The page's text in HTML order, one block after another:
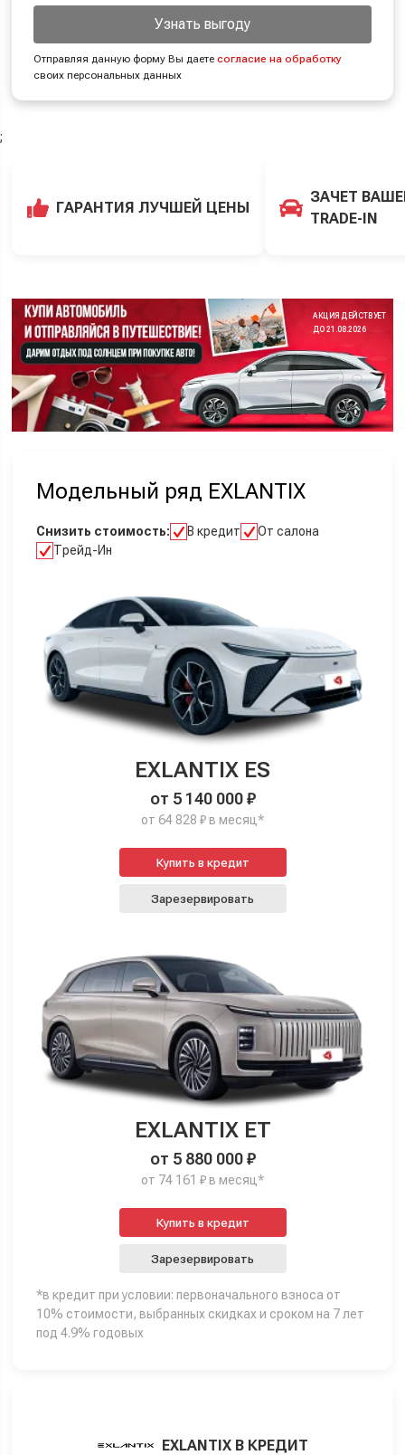
Узнать выгоду
Отправляя данную форму Вы даетесогласие на обработку
своих персональных данных
;
ГАРАНТИЯ ЛУЧШЕЙ ЦЕНЫ
ЗАЧЕТ
TRADE-IN
АКЦИЯ ДЕЙСТВУЕТ
ДО 21.08.2026
Модельный ряд EXLANTIX
Снизить стоимость: В кредит
От салона
Трейд-Ин
EXLANTIX ES
от 5 140 000 ₽
от 64 828 ₽ в месяц*
Купить в кредит
Зарезервировать
EXLANTIX ET
от 5 880 000 ₽
от 74 161 ₽ в месяц*
Купить в кредит
Зарезервировать
*в кредит при условии: первоначального взноса от
10% стоимости, выбранных скидках и сроком на 7 лет
под 4.9% годовых
EXLANTIX В КРЕДИТ